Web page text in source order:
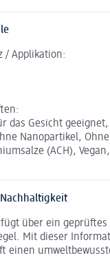
/ Applikation:
das Gesicht
Nanopartikel,
(ACH),
über ein geprüftes
Mit dieser
einen